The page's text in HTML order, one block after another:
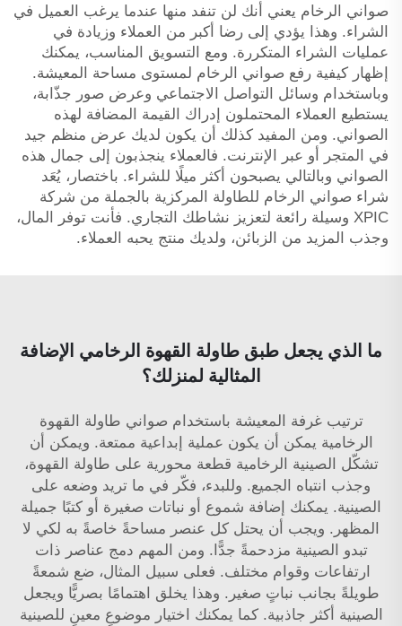
صواني الرخام يعني أنك لن تنفد منها عندما يرغب العميل في
الشراء. وهذا يؤدي إلى رضا أكبر من العملاء وزيادة في
عمليات الشراء المتكررة. ومع التسويق المناسب، يمكنك
إظهار كيفية رفع صواني الرخام لمستوى مساحة المعيشة.
وباستخدام وسائل التواصل الاجتماعي وعرض صور جذّابة،
يستطيع العملاء المحتملون إدراك القيمة المضافة لهذه
الصواني. ومن المفيد كذلك أن يكون لديك عرض منظم جيد
في المتجر أو عبر الإنترنت. فالعملاء ينجذبون إلى جمال هذه
الصواني وبالتالي يصبحون أكثر ميلًا للشراء. باختصار، يُعَد
شراء صواني الرخام للطاولة المركزية بالجملة من شركة
XPIC وسيلة رائعة لتعزيز نشاطك التجاري. فأنت توفر المال،
وجذب المزيد من الزبائن، ولديك منتج يحبه العملاء.
ما الذي يجعل طبق طاولة القهوة الرخامي الإضافة
المثالية لمنزلك؟
ترتيب غرفة المعيشة باستخدام صواني طاولة القهوة
الرخامية يمكن أن يكون عملية إبداعية ممتعة. ويمكن أن
تشكّل الصينية الرخامية قطعة محورية على طاولة القهوة،
وجذب انتباه الجميع. وللبدء، فكّر في ما تريد وضعه على
الصينية. يمكنك إضافة شموع أو نباتات صغيرة أو كتبًا جميلة
المظهر. ويجب أن يحتل كل عنصر مساحةً خاصةً به لكي لا
تبدو الصينية مزدحمةً جدًّا. ومن المهم دمج عناصر ذات
ارتفاعات وقوام مختلف. فعلى سبيل المثال، ضع شمعةً
طويلةً بجانب نباتٍ صغير. وهذا يخلق اهتمامًا بصريًّا ويجعل
الصينية أكثر جاذبية. كما يمكنك اختيار موضوعٍ معينٍ للصينية